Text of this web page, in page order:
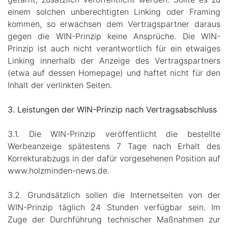
einem solchen unberechtigten Linking oder Framing
kommen, so erwachsen dem Vertragspartner daraus
gegen die WIN-Prinzip keine Ansprüche. Die WIN-
Prinzip ist auch nicht verantwortlich für ein etwaiges
Linking innerhalb der Anzeige des Vertragspartners
(etwa auf dessen Homepage) und haftet nicht für den
Inhalt der verlinkten Seiten.
3. Leistungen der WIN-Prinzip nach Vertragsabschluss
3.1. Die WIN-Prinzip veröffentlicht die bestellte
Werbeanzeige spätestens 7 Tage nach Erhalt des
Korrekturabzugs in der dafür vorgesehenen Position auf
www.holzminden-news.de.
3.2. Grundsätzlich sollen die Internetseiten von der
WIN-Prinzip täglich 24 Stunden verfügbar sein. Im
Zuge der Durchführung technischer Maßnahmen zur